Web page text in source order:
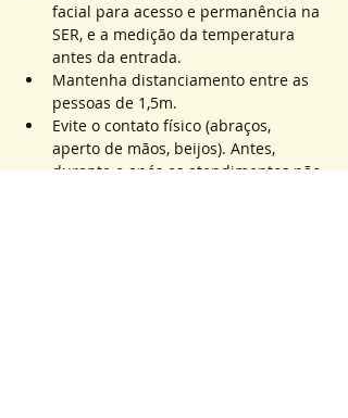
facial para acesso e permanência na
SER, e a medição da temperatura
antes da entrada.
Mantenha distanciamento entre as
pessoas de 1,5m.
Evite o contato físico (abraços,
aperto de mãos, beijos). Antes,
durante e após os atendimentos não